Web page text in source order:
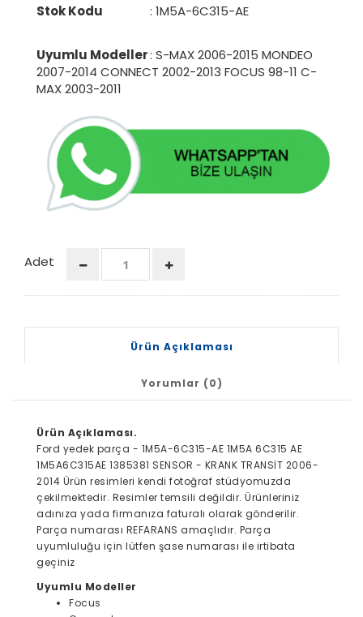
Stok Kodu : 1M5A-6C315-AE
Uyumlu Modeller: S-MAX 2006-2015 MONDEO
2007-2014 CONNECT 2002-2013 FOCUS 98-11 C-
MAX 2003-2011
Adet
Ürün Açıklaması
Yorumlar (0)
Ürün Açıklaması.
Ford yedek parça - 1M5A-6C315-AE 1M5A 6C315 AE
1M5A6C315AE 1385381 SENSOR - KRANK TRANSİT 2006-
2014 Ürün resimleri kendi fotoğraf stüdyomuzda
çekilmektedir. Resimler temsili değildir. Ürünleriniz
adınıza yada firmanıza faturalı olarak gönderilir.
Parça numarası REFARANS amaçlıdır. Parça
uyumluluğu için lütfen şase numarası ile irtibata
geçiniz
Uyumlu Modeller
Focus